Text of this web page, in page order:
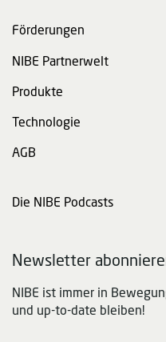
Förderungen
NIBE Partnerwelt
Produkte
Technologie
AGB
Die NIBE Podcasts
Newsletter
NIBE ist immer in
und up-to-date bleiben!